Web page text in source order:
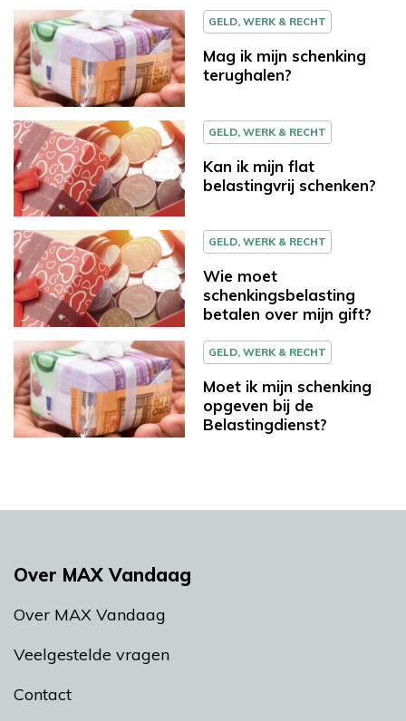
GELD, WERK & RECHT
Mag ik mijn schenking
terughalen?
GELD, WERK & RECHT
Kan ik mijn flat
belastingvrij schenken?
GELD, WERK & RECHT
Wie moet
schenkingsbelasting
betalen over mijn gift?
GELD, WERK & RECHT
Moet ik mijn schenking
opgeven bij de
Belastingdienst?
Over MAX Vandaag
Over MAX Vandaag
Veelgestelde vragen
Contact